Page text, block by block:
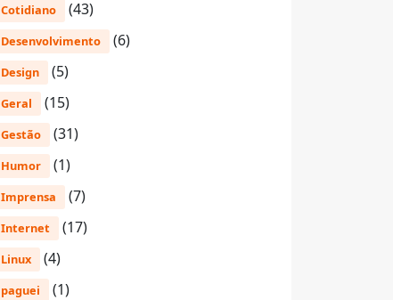
Cotidiano (43)
Desenvolvimento (6)
Design (5)
Geral (15)
Gestão (31)
Humor (1)
Imprensa (7)
Internet (17)
Linux (4)
paguei (1)